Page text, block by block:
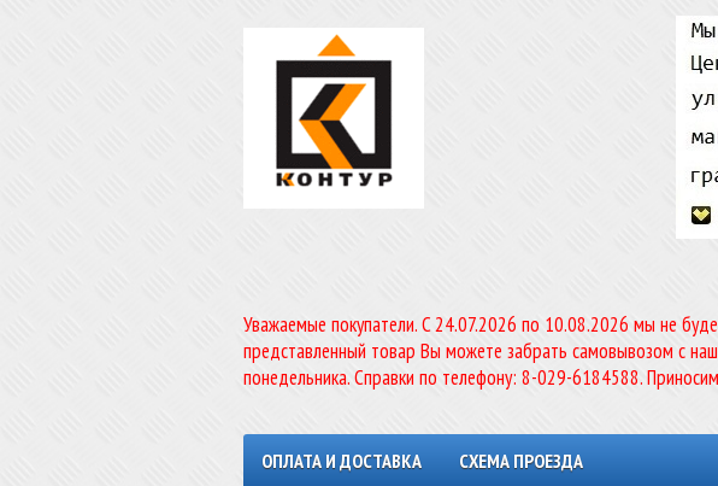
Уважаемые покупатели. C 24.07.2026 по 10.08.2026 мы не
представленный товар Вы можете забрать самовывозом с
понедельника. Справки по телефону: 8-029-6184588.
ОПЛАТА И ДОСТАВКА СХЕМА ПРОЕЗДА